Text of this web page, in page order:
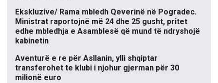
Ekskluzive/ Rama mbledh Qeverinë në Pogradec.
Ministrat raportojnë më 24 dhe 25 gusht, pritet
edhe mbledhja e Asamblesë që mund të ndryshojë
kabinetin
Aventurë e re për Asllanin, ylli shqiptar
transferohet te klubi i njohur gjerman për 30
milionë euro